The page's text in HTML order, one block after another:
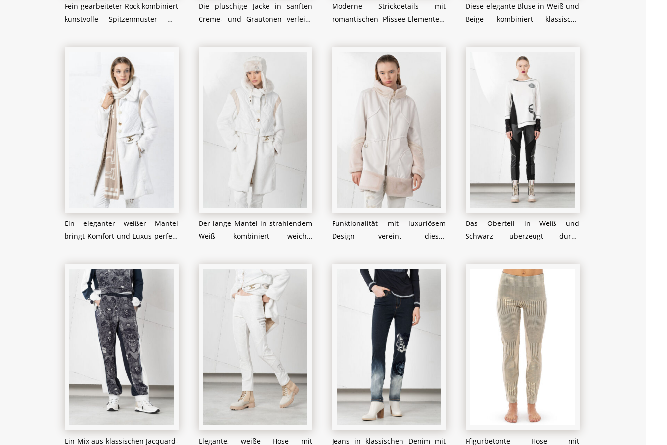
Fein gearbeiteter Rock kombiniert
kunstvolle Spitzenmuster mit
verleiht dem Outfit einen Hauch
von Romantik. Der asymmetrische
Saum sorgt für Dynamik, während
die weiche Cremefarbe dem Look
Leichtigkeit und Raffinesse
verleiht. Abgerundet wird das
Ensemble durch robuste
Schnürboots, die einen
spannenden Kontrast zur zarten
Textur des Rocks bilden – perfekt
für einen femininen, aber
dennoch markanten Auftritt.
Die plüschige Jacke in sanften
Creme- und Grautönen verleiht
asymmetrischen Reißverschluss
eine stylische Note. Dazu passt
der fein plissierte Rock, der durch
seine Eleganz besticht, während
die robusten Boots mit
Schnürung einen kontrastreichen,
trendbewussten Akzent setzen.
Eine charmante Handtasche mit
goldener Kette rundet das Outfit
harmonisch ab und sorgt für das
Moderne Strickdetails mit
romantischen Plissee-Elementen.
markanten Zopfstrick-Akzenten
und einer asymmetrischen
Knopfleiste schafft einen
aufregenden Kontrast zum
fließenden, plissierten Rock, der
mit zarter Spitze verziert ist. Die
robusten Schnürstiefel setzen
einen modischen Akzent und
verleihen dem femininen
Ensemble eine coole, lässige
Note. Perfekt für einen
ausgefallenen und dennoch
eleganten Auftritt.
Diese elegante Bluse in Weiß und
Beige kombiniert klassische
dezenten Camouflage-Muster,
das dem Look eine moderne Note
verleiht. Die weiten Ärmel mit
feinen Details an den
Manschetten und der leichte
Stoff sorgen für einen fließenden
Fall, der die Silhouette
schmeichelhaft umspielt. Perfekt
zu kombinieren mit schlichten
Hosen oder Röcken, um einen
stilvollen und zeitlosen Look zu
kreieren – ideal für den Alltag
oder formellere Anlässe.
Ein eleganter weißer Mantel
bringt Komfort und Luxus perfekt
Obermaterial kombiniert mit
weichem Plüsch sorgt für wohlige
Wärme, während die goldenen
Knöpfe einen Hauch von
Raffinesse hinzufügen. Der
beigefarbene Schal mit großen,
kontrastierenden Mustern rundet
das Outfit harmonisch ab und
bietet zusätzlichen Schutz vor der
Kälte. Ein stilvoller Look, der ideal
für winterliche Spaziergänge oder
elegante Stadtbesuche geeignet
Der lange Mantel in strahlendem
Weiß kombiniert weiche,
luxuriösen Kunstfell-Details und
sorgt so für einen eleganten,
warmen Look. Die auffälligen
goldenen Knöpfe und der Gürtel
verleihen dem Design eine
raffinierte Note. Abgerundet wird
Mütze, die nicht nur Wärme
spendet, sondern auch das Outfit
perfekt ergänzt – ideal für kalte
Wintertage in der Stadt oder in
der Natur.
Funktionalität mit luxuriösem
Design vereint dieser
cremefarbene Farbe wird durch
weiche Kunstfellbesätze an Saum
und Ärmeln akzentuiert, die für
zusätzlichen Komfort und Wärme
sorgen. Mit seinem figurbetonten
Schnitt und den dezenten Details,
wie dem silbernen
Reißverschluss und den
filigranen Nähten, ist dieser
Mantel perfekt für kalte Tage, an
denen Eleganz und Gemütlichkeit
gleichermaßen gefragt sind. Ein
zeitloses Stück für jede
Wintergarderobe.
Das Oberteil in Weiß und
Schwarz überzeugt durch
auffällige Logos, während die
Spitzen-Details an den Ärmeln
einen Hauch von Femininität
hinzufügen. Die schwarze Hose
mit strukturierten Einsätzen
betont die Figur und verleiht dem
Outfit einen dynamischen Touch.
In Kombination mit robusten
Schnürstiefeln entsteht ein Look,
der stark, modisch und
selbstbewusst wirkt.
Ein Mix aus klassischen Jacquard- Elegante, weiße Hose mit Jeans in klassischen Denim mit Ffigurbetonte Hose mit